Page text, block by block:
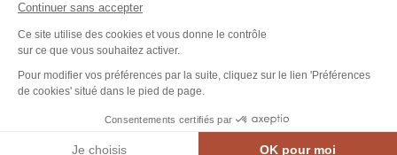
Continuer sans accepter
Ce site utilise des cookies et vous donne le contrôle
sur ce que vous souhaitez activer.
Pour modifier vos préférences par la suite, cliquez sur le lien 'Préférences
de cookies' situé dans le pied de page.
Consentements certifiés par
Je choisis OK pour moi
Contact